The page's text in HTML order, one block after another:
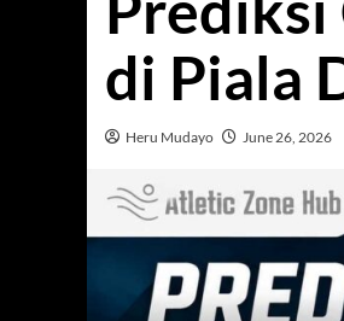
di Piala
Heru Mudayo June 26, 2026